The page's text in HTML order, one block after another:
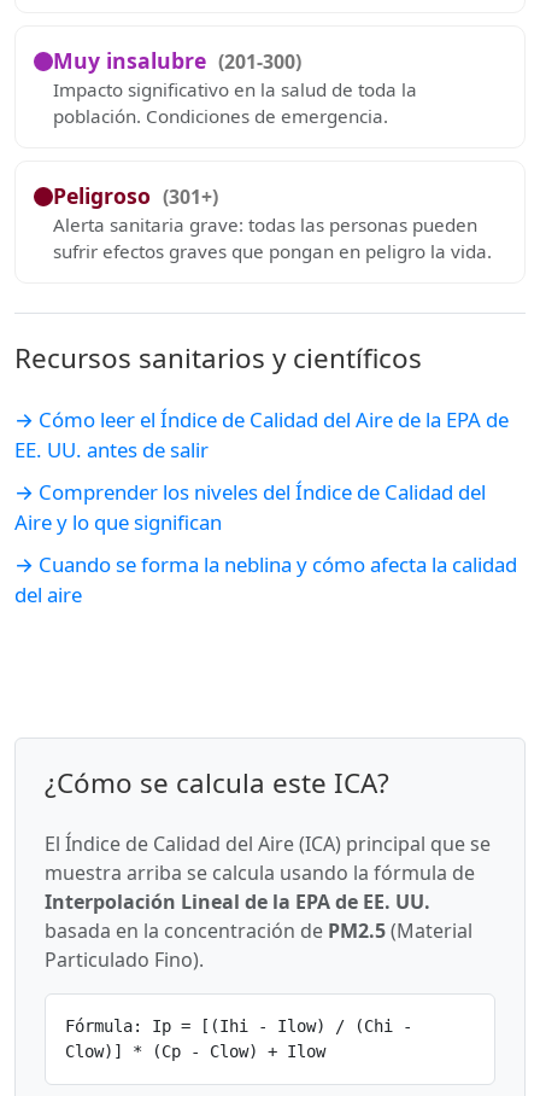
Muy insalubre (201-300)
Impacto significativo en la salud de toda la
población. Condiciones de emergencia.
Peligroso (301+)
Alerta sanitaria grave: todas las personas pueden
sufrir efectos graves que pongan en peligro la vida.
Recursos sanitarios y científicos
→ Cómo leer el Índice de Calidad del Aire de la EPA de
EE. UU. antes de salir
→ Comprender los niveles del Índice de Calidad del
Aire y lo que significan
→ Cuando se forma la neblina y cómo afecta la calidad
del aire
¿Cómo se calcula este ICA?
El Índice de Calidad del Aire (ICA) principal que se
muestra arriba se calcula usando la fórmula de
Interpolación Lineal de la EPA de EE. UU.
basada en la concentración de PM2.5(Material
Particulado Fino).
Fórmula: Ip = [(Ihi - Ilow) / (Chi -
Clow)] * (Cp - Clow) + Ilow